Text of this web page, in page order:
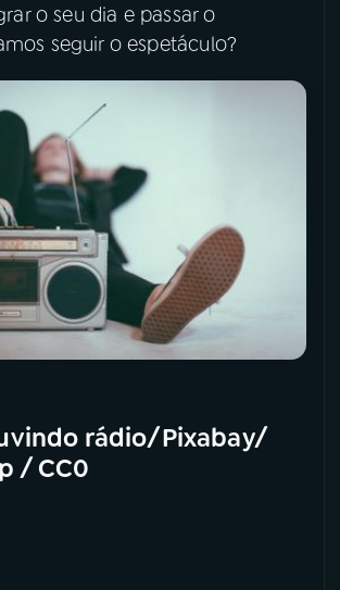
o seu dia e passar o
seguir o espetáculo?
rádio/Pixabay/
/ CC0